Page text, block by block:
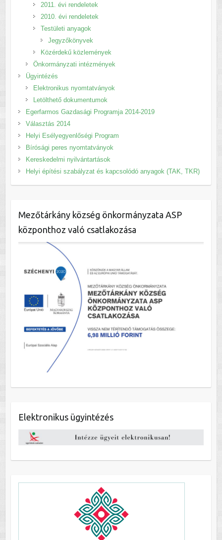
2011. évi rendeletek
2010. évi rendeletek
Testületi anyagok
Jegyzőkönyvek
Közérdekű közlemények
Önkormányzati intézmények
Ügyintézés
Elektronikus nyomtatványok
Letölthető dokumentumok
Egerfarmos Gazdasági Programja 2014-2019
Választás 2014
Helyi Esélyegyenlőségi Program
Bírósági peres nyomtatványok
Kereskedelmi nyilvántartások
Helyi építési szabályzat és kapcsolódó anyagok (TAK, TKR)
Mezőtárkány község önkormányzata ASP
központhoz való csatlakozása
Elektronikus ügyintézés